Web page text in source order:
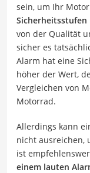
sein, um Ihr
Sicherheitsstufen
von der Qualität
sicher es
Alarm hat eine
höher der Wert,
Vergleichen von
Motorrad.
Allerdings kann
nicht ausreichen,
ist
einem lauten